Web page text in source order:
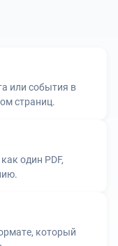
или события в
страниц.
один PDF,
который